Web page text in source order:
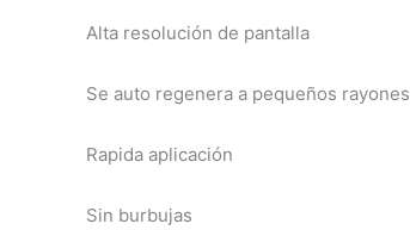
Alta resolución de pantalla
Se auto regenera a pequeños rayones
Rapida aplicación
Sin burbujas